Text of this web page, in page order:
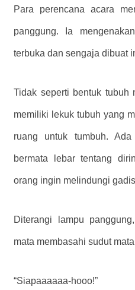
Para perencana acara
panggung. Ia
terbuka dan sengaja dibuat
Tidak seperti bentuk tubuh
memiliki lekuk tubuh yang
ruang untuk tumbuh.
bermata lebar tentang
orang ingin melindungi
Diterangi lampu
mata membasahi sudut
“Siapaaaaaa-hooo!”